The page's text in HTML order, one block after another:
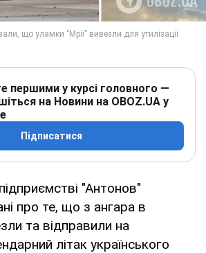
першими у курсі головного —
на Новини на OBOZ.UA у
Підписатися
"Антонов"
про те, що з ангара в
та відправили на
літак українського